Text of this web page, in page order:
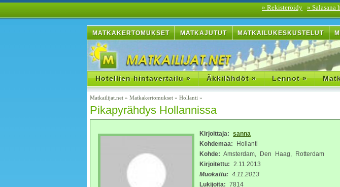
» Rekisteröidy » Salasana
MATKAKERTOMUKSET MATKAJUTUT MATKAILUKESKUSTELUT
Hotellien hintavertailu » Äkkilähdöt » Lennot »
Matkailijat.net » Matkakertomukset » Hollanti »
Pikapyrähdys Hollannissa
Kirjoittaja: sanna
Kohdemaa: Hollanti
Kohde: Amsterdam, Den Haag, Rotterdam
Kirjoitettu: 2.11.2013
Muokattu: 4.11.2013
Lukijoita: 7814